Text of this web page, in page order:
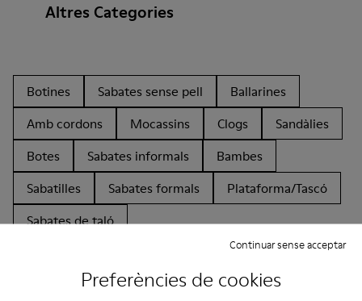
Preferències de cookies
Continuar sense acceptar
Altres Categories
Botines Sabates sense pell
Ballarines
Amb cordons
Mocassins Clogs
Sandàlies
Botes
Sabates informals
Bambes
Sabatilles
Sabates formals
Plataforma/Tascó
Sabates de taló